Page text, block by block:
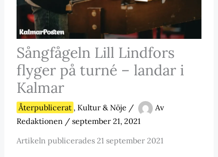
Sångfågeln Lill Lindfors
flyger på turné – landar i
Kalmar
Återpublicerat , Kultur & Nöje /
Av
Redaktionen / september 21, 2021
Artikeln publicerades 21 september 2021